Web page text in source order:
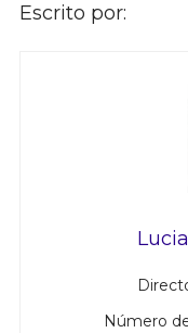
Escrito por:
Número